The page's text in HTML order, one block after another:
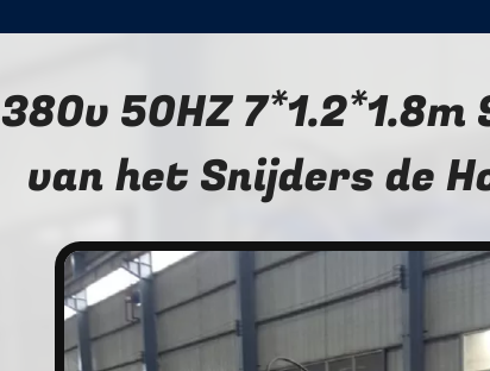
380v 50HZ 7*1.2*1.8m
van het Snijders de